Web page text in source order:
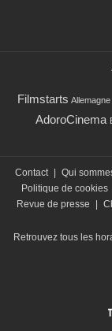
Filmstarts Allemagne
AdoroCinema
Contact | Qui
Politique de cookies
Revue de presse
|
Retrouvez tous les